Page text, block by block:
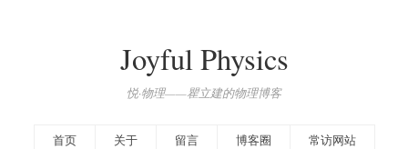
Joyful Physics
悦·物理——瞿立建的物理博客
首页 关于 留言 博客圈
常访网站